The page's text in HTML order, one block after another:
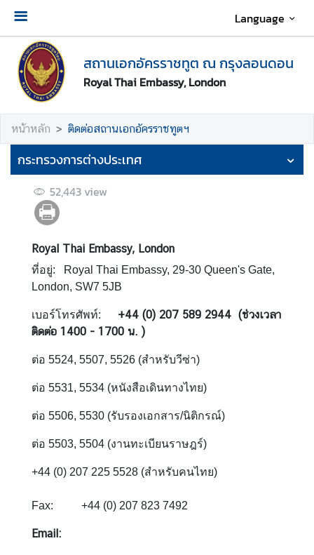
Language
สถานเอกอัครราชทูต ณ กรุงลอนดอน
Royal Thai Embassy, London
เ
กี่
ย
ว
บ
ส
ถ
น
เ
ก
อั
ค
ร
า
ช
ทู
ต
ข่
ว
ป
ร
ก
หน้าหลัก ติดต่อสถานเอกอัครราชทูตฯ
กระทรวงการต่างประเทศ
52,443 view
Royal Thai Embassy, London
ที่อยู่: Royal Thai Embassy, 29-30 Queen's Gate,
London, SW7 5JB
เบอร์โทรศัพท์: +44 (0) 207 589 2944 (ช่วงเวลา
ติดต่อ 1400 - 1700 น. )
ต่อ 5524, 5507, 5526 (สำหรับวีซ่า)
ต่อ 5531, 5534 (หนังสือเดินทางไทย)
ต่อ 5506, 5530 (รับรองเอกสาร/นิติกรณ์)
ต่อ 5503, 5504 (งานทะเบียนราษฎร์)
+44 (0) 207 225 5528 (สำหรับคนไทย)
Fax: +44 (0) 207 823 7492
Email: